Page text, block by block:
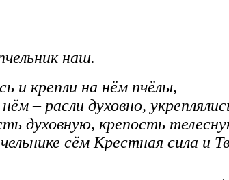
наш.
и крепли на нём пчёлы,
– расли духовно,
духовную, крепость
сём Крестная сила и